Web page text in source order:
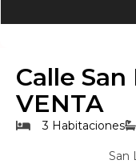
Calle San
VENTA
3 Habitaciones
San